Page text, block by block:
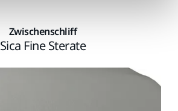
Zwischenschliff
Sica Fine Sterate